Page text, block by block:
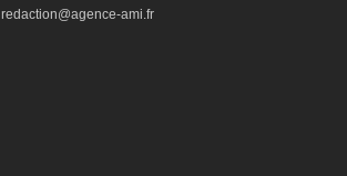
redaction@agence-ami.fr